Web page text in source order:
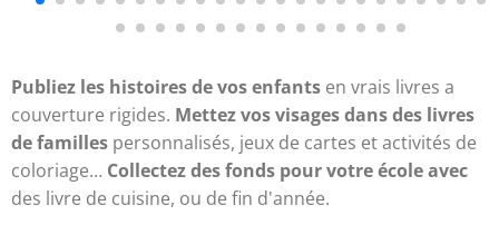
Publiez les histoires de vos enfants en vrais livres a
couverture rigides. Mettez vos visages dans des livres
de familles personnalisés, jeux de cartes et activités de
coloriage… Collectez des fonds pour votre école avec
des livre de cuisine, ou de fin d'année.